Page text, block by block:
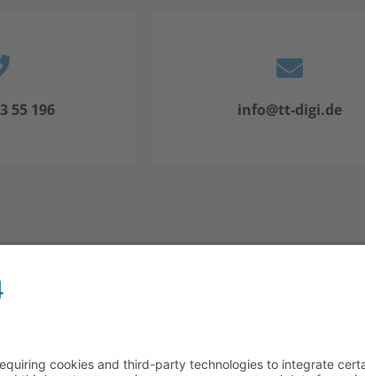
55 196 info@tt-digi.de
Branche etabliert.
Anteil an der positiven Entwicklung hat das inhaltliche
ein neuer Standard gesetzt. Ein frecher und kritischer